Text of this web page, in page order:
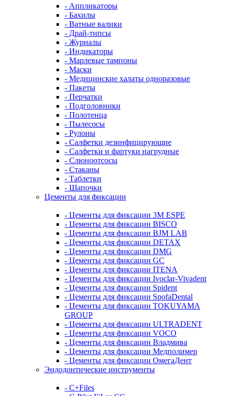
- Аппликаторы
- Бахилы
- Ватные валики
- Драй-типсы
- Журналы
- Индикаторы
- Марлевые тампоны
- Маски
- Медицинские халаты одноразовые
- Пакеты
- Перчатки
- Подголовники
- Полотенца
- Пылесосы
- Рулоны
- Салфетки дезинфицирующие
- Салфетки и фартуки нагрудные
- Слюноотсосы
- Стаканы
- Таблетки
- Шапочки
Цементы для фиксации
- Цементы для фиксации 3M ESPE
- Цементы для фиксации BISCO
- Цементы для фиксации BJM LAB
- Цементы для фиксации DETAX
- Цементы для фиксации DMG
- Цементы для фиксации GC
- Цементы для фиксации ITENA
- Цементы для фиксации Ivoclar-Vivadent
- Цементы для фиксации Spident
- Цементы для фиксации SpofaDental
- Цементы для фиксации TOKUYAMA
GROUP
- Цементы для фиксации ULTRADENT
- Цементы для фиксации VOCO
- Цементы для фиксации Владмива
- Цементы для фиксации Медполимер
- Цементы для фиксации ОмегаДент
Эндодонтические инструменты
- C+Files